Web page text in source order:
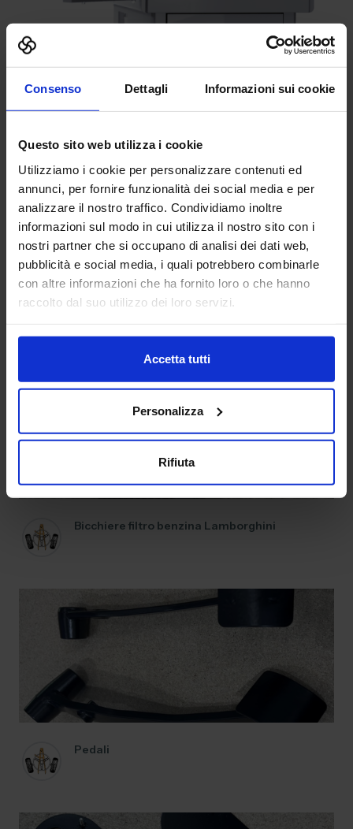
Consenso Dettagli Informazioni sui cookie
Questo sito web utilizza i cookie
Utilizziamo i cookie per personalizzare contenuti ed
annunci, per fornire funzionalità dei social media e per
analizzare il nostro traffico. Condividiamo inoltre
informazioni sul modo in cui utilizza il nostro sito con i
nostri partner che si occupano di analisi dei dati web,
pubblicità e social media, i quali potrebbero combinarle
con altre informazioni che ha fornito loro o che hanno
raccolto dal suo utilizzo dei loro servizi.
Accetta tutti
Personalizza
Rifiuta
La CompactMark G8 è un marcatore laser
con 3 assi...
Paracalore
Bicchiere filtro benzina Lamborghini
Pedali